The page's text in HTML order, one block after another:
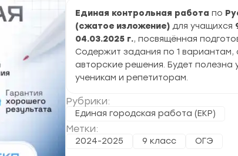
Единая контрольная работа по
(сжатое изложение) для учащихся
04.03.2025 г., посвящённая
Содержит задания по 1
авторские решения. Будет полезна
ученикам и репетиторам.
Рубрики:
Единая городская работа (ЕКР)
Метки:
2024-2025 9 класс ОГЭ